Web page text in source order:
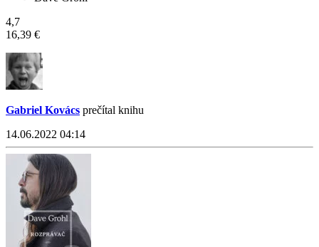
4,7
16,39 €
Gabriel Kovács prečítal knihu
14.06.2022 04:14